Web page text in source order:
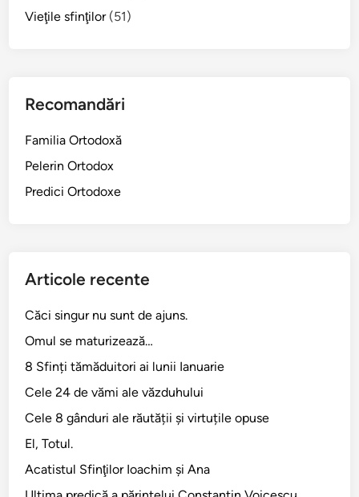
Vieţile sfinţilor(51)
Recomandări
Familia Ortodoxă
Pelerin Ortodox
Predici Ortodoxe
Articole recente
Căci singur nu sunt de ajuns.
Omul se maturizează…
8 Sfinți tămăduitori ai lunii Ianuarie
Cele 24 de vămi ale văzduhului
Cele 8 gânduri ale răutății și virtuțile opuse
El, Totul.
Acatistul Sfinţilor Ioachim şi Ana